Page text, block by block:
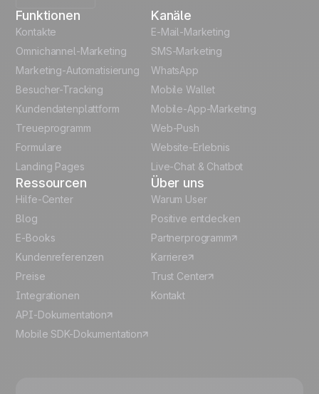
English
Polish
Español
Funktionen
Kontakte
Omnichannel-Marketing
Marketing-Automatisierung
Besucher-Tracking
Kundendatenplattform
Treueprogramm
Formulare
Landing Pages
Kanäle
E-Mail-Marketing
SMS-Marketing
WhatsApp
Mobile Wallet
Mobile-App-Marketing
Web-Push
Website-Erlebnis
Live-Chat & Chatbot
Ressourcen
Hilfe-Center
Blog
E-Books
Kundenreferenzen
Preise
Integrationen
API-Dokumentation
Mobile SDK-Dokumentation
Über uns
Warum User
Positive entdecken
Partnerprogramm
Karriere
Trust Center
Kontakt